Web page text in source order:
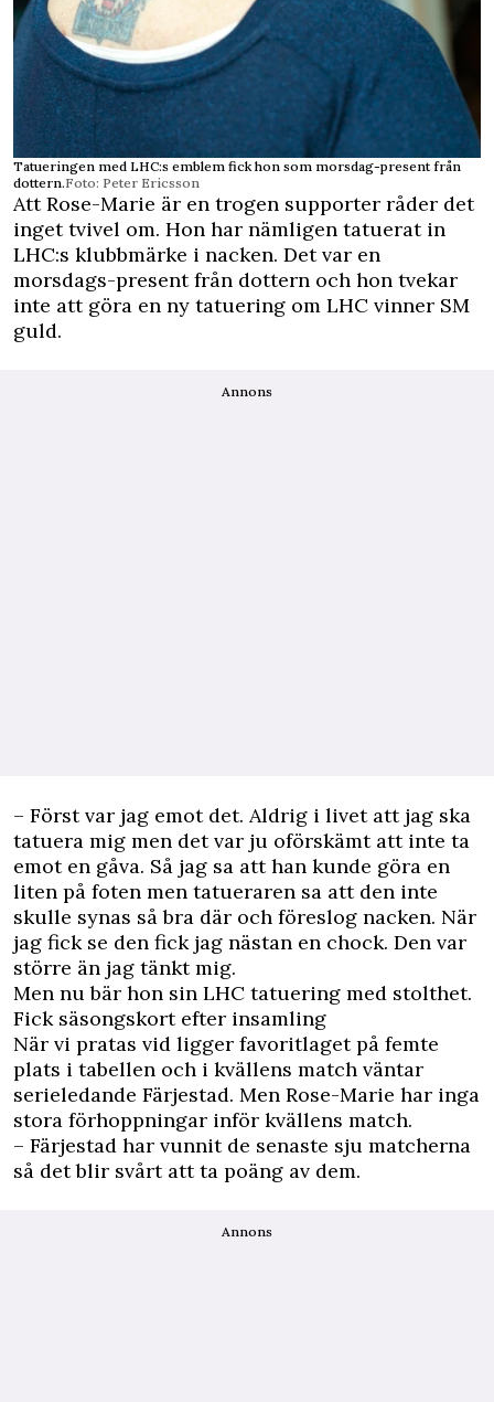
Tatueringen med LHC:s emblem fick hon som morsdag-present från
dottern.Foto: Peter Ericsson
Att Rose-Marie är en trogen supporter råder det
inget tvivel om. Hon har nämligen tatuerat in
LHC:s klubbmärke i nacken. Det var en
morsdags-present från dottern och hon tvekar
inte att göra en ny tatuering om LHC vinner SM
guld.
Annons
– Först var jag emot det. Aldrig i livet att jag ska
tatuera mig men det var ju oförskämt att inte ta
emot en gåva. Så jag sa att han kunde göra en
liten på foten men tatueraren sa att den inte
skulle synas så bra där och föreslog nacken. När
jag fick se den fick jag nästan en chock. Den var
större än jag tänkt mig.
Men nu bär hon sin LHC tatuering med stolthet.
Fick säsongskort efter insamling
När vi pratas vid ligger favoritlaget på femte
plats i tabellen och i kvällens match väntar
serieledande Färjestad. Men Rose-Marie har inga
stora förhoppningar inför kvällens match.
– Färjestad har vunnit de senaste sju matcherna
så det blir svårt att ta poäng av dem.
Annons